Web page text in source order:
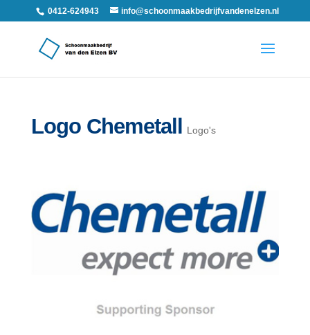
0412-624943 info@schoonmaakbedrijfvandenelzen.nl
Logo Chemetall Logo's